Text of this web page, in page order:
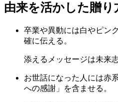
由来を活かした贈り
卒業や異動には白やピン
確に伝える。
添えるメッセージは未来
お世話になった人には赤
への感謝」を含ませる。